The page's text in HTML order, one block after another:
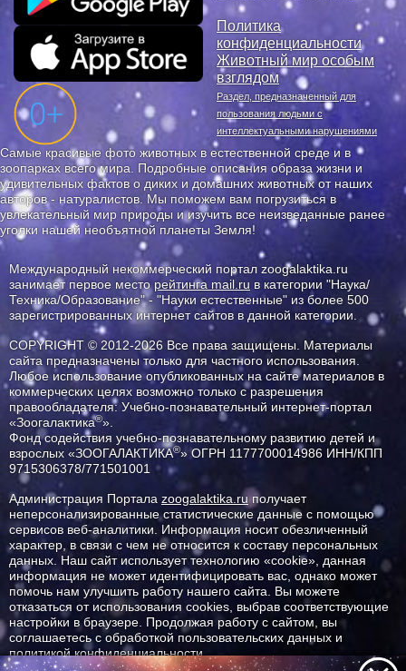
Политика
конфиденциальности
Животный мир особым
взглядом
Раздел, предназначенный для
пользования людьми с
интеллектуальными нарушениями
Самые красивые фото животных в естественной среде и в
зоопарках всего мира. Подробные описания образа жизни и
удивительных фактов о диких и домашних животных от наших
авторов - натуралистов. Мы поможем вам погрузиться в
увлекательный мир природы и изучить все неизведанные ранее
уголки нашей необъятной планеты Земля!
Международный некоммерческий портал zoogalaktika.ru
занимает первое месторейтинга mail.ru в категории "Наука/
Техника/Образование" - "Науки естественные" из более 500
зарегистрированных интернет сайтов в данной категории.
COPYRIGHT © 2012-2026 Все права защищены. Материалы
сайта предназначены только для частного использования.
Любое использование опубликованных на сайте материалов в
коммерческих целях возможно только с разрешения
правообладателя: Учебно-познавательный интернет-портал
«Зоогалактика®».
Фонд содействия учебно-познавательному развитию детей и
взрослых «ЗООГАЛАКТИКА®» ОГРН 1177700014986 ИНН/КПП
9715306378/771501001
Администрация Портала zoogalaktika.ruполучает
неперсонализированные статистические данные с помощью
сервисов веб-аналитики. Информация носит обезличенный
характер, в связи с чем не относится к составу персональных
данных. Наш сайт использует технологию «cookie», данная
информация не может идентифицировать вас, однако может
помочь нам улучшить работу нашего сайта. Вы можете
отказаться от использования cookies, выбрав соответствующие
настройки в браузере. Продолжая работу с сайтом, вы
соглашаетесь с обработкой пользовательских данных и
политикой конфиденциальности.